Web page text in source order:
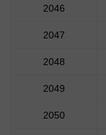
2046
2047
2048
2049
2050